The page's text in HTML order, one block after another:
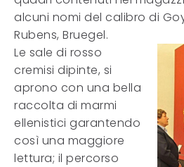
alcuni nomi del calibro di
Rubens, Bruegel.
Le sale di rosso
cremisi dipinte, si
aprono con una bella
raccolta di marmi
ellenistici garantendo
così una maggiore
lettura; il percorso